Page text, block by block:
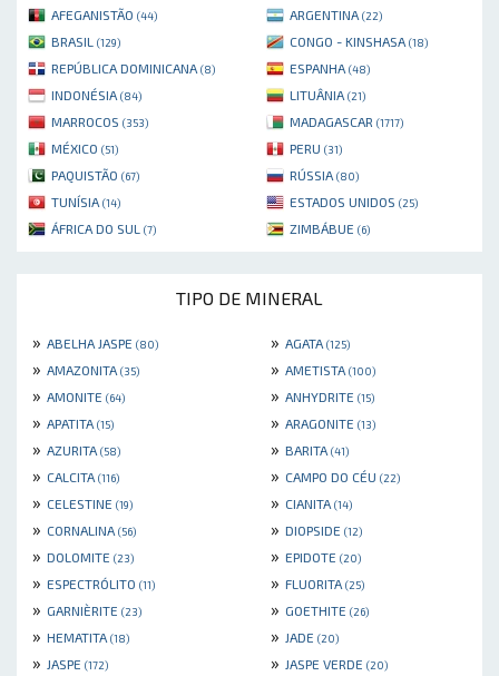
AFEGANISTÃO (44) ARGENTINA (22)
BRASIL (129) CONGO - KINSHASA (18)
REPÚBLICA DOMINICANA (8) ESPANHA (48)
INDONÉSIA (84) LITUÂNIA (21)
MARROCOS (353) MADAGASCAR (1717)
MÉXICO (51) PERU (31)
PAQUISTÃO (67) RÚSSIA (80)
TUNÍSIA (14) ESTADOS UNIDOS (25)
ÁFRICA DO SUL (7) ZIMBÁBUE (6)
TIPO DE MINERAL
» ABELHA JASPE (80) » AGATA (125)
» AMAZONITA (35) » AMETISTA (100)
» AMONITE (64) » ANHYDRITE (15)
» APATITA (15) » ARAGONITE (13)
» AZURITA (58) » BARITA (41)
» CALCITA (116) » CAMPO DO CÉU (22)
» CELESTINE (19) » CIANITA (14)
» CORNALINA (56) » DIOPSIDE (12)
» DOLOMITE (23) » EPIDOTE (20)
» ESPECTRÓLITO (11) » FLUORITA (25)
» GARNIÈRITE (23) » GOETHITE (26)
» HEMATITA (18) » JADE (20)
» JASPE (172) » JASPE VERDE (20)